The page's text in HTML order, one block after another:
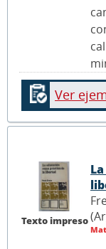
Ver
Texto impreso